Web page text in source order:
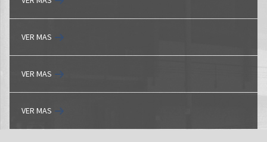
VER MAS
VER MAS
VER MAS